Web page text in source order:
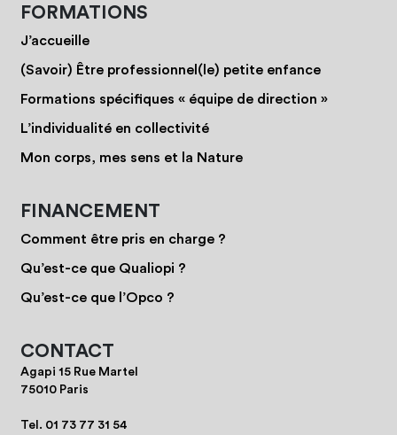
FORMATIONS
J’accueille
(Savoir) Être professionnel(le) petite enfance
Formations spécifiques « équipe de direction »
L’individualité en collectivité
Mon corps, mes sens et la Nature
FINANCEMENT
Comment être pris en charge ?
Qu’est-ce que Qualiopi ?
Qu’est-ce que l’Opco ?
CONTACT
Agapi 15 Rue Martel
75010 Paris
Tel. 01 73 77 31 54